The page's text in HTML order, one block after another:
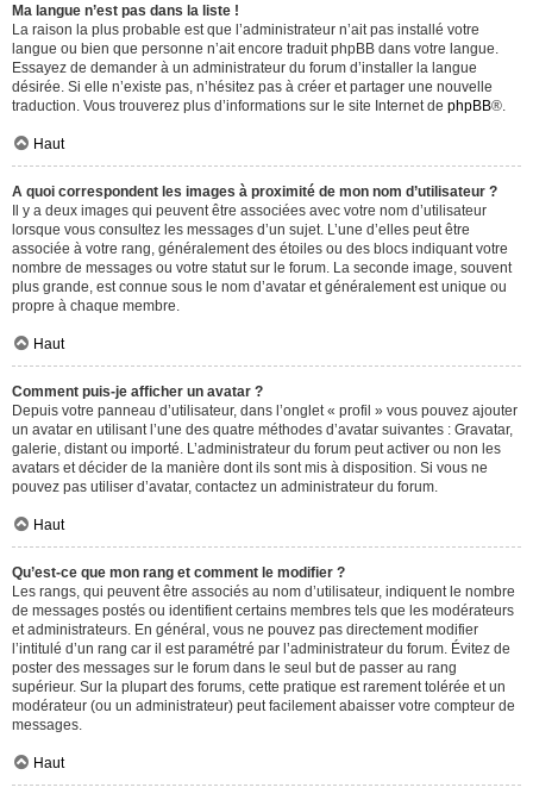
Ma langue n’est pas dans la liste !
La raison la plus probable est que l’administrateur n’ait pas installé votre
langue ou bien que personne n’ait encore traduit phpBB dans votre langue.
Essayez de demander à un administrateur du forum d’installer la langue
désirée. Si elle n’existe pas, n’hésitez pas à créer et partager une nouvelle
traduction. Vous trouverez plus d’informations sur le site Internet de phpBB®.
Haut
A quoi correspondent les images à proximité de mon nom d’utilisateur ?
Il y a deux images qui peuvent être associées avec votre nom d’utilisateur
lorsque vous consultez les messages d’un sujet. L’une d’elles peut être
associée à votre rang, généralement des étoiles ou des blocs indiquant votre
nombre de messages ou votre statut sur le forum. La seconde image, souvent
plus grande, est connue sous le nom d’avatar et généralement est unique ou
propre à chaque membre.
Haut
Comment puis-je afficher un avatar ?
Depuis votre panneau d’utilisateur, dans l’onglet « profil » vous pouvez ajouter
un avatar en utilisant l’une des quatre méthodes d’avatar suivantes : Gravatar,
galerie, distant ou importé. L’administrateur du forum peut activer ou non les
avatars et décider de la manière dont ils sont mis à disposition. Si vous ne
pouvez pas utiliser d’avatar, contactez un administrateur du forum.
Haut
Qu’est-ce que mon rang et comment le modifier ?
Les rangs, qui peuvent être associés au nom d’utilisateur, indiquent le nombre
de messages postés ou identifient certains membres tels que les modérateurs
et administrateurs. En général, vous ne pouvez pas directement modifier
l’intitulé d’un rang car il est paramétré par l’administrateur du forum. Évitez de
poster des messages sur le forum dans le seul but de passer au rang
supérieur. Sur la plupart des forums, cette pratique est rarement tolérée et un
modérateur (ou un administrateur) peut facilement abaisser votre compteur de
messages.
Haut